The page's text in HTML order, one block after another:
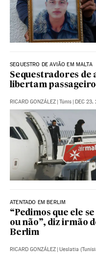
SEQUESTRO DE AVIÃO EM MALTA
Sequestradores de
libertam
RICARD GONZÁLEZ | Túnis | DEC 23,
ATENTADO EM BERLIM
“Pedimos que ele
ou não”, diz irmão
Berlim
RICARD GONZÁLEZ | Ueslatia